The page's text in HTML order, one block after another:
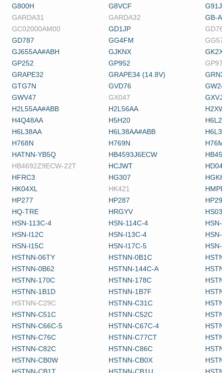
G800H
G8VCF
GARDA31
GARDA32
GB-
GC02000AM00
GD1JP
GD787
GG4FM
GJ655AA#ABH
GJKNX
GP252
GP952
GRAPE32
GRAPE34 (14.8V)
GTG7N
GVD76
GWV47
GX047
H2L55AA#ABB
H2L56AA
H4Q48AA
H5H20
H6L38AA
H6L38AA#ABB
H768N
H769N
HATNN-YB5Q
HB4593J6ECW
HB4692Z9ECW-22T
HCJWT
HFRC3
HG307
HK04XL
HK421
HP277
HP287
HQ-TRE
HRGYV
HS03
HSN-113C-4
HSN-114C-4
HSN-I12C
HSN-I13C-4
HSN-I15C
HSN-I17C-5
HSTNN-06TY
HSTNN-0B1C
HSTNN-0B62
HSTNN-144C-A
HSTNN-170C
HSTNN-178C
HSTNN-1B1D
HSTNN-1B7F
HSTNN-C29C
HSTNN-C31C
HSTNN-C51C
HSTNN-C52C
HSTNN-C66C-5
HSTNN-C67C-4
HSTNN-C76C
HSTNN-C77CT
HSTNN-C82C
HSTNN-C86C
HSTNN-CB0W
HSTNN-CB0X